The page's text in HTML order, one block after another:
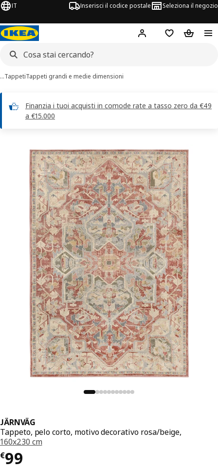
IT Inserisci il codice postale Seleziona il negozio
Hej! AccediLista deiCarrello
…TappetiTappeti grandi e medie dimensioni
Finanzia i tuoi acquisti in comode rate a tasso zero da €49
a €15.000
di 11 JÄRNVÄG
JÄRNVÄG
Tappeto, pelo corto, motivo decorativo rosa/beige,
160x230 cm
€99
Prezzo € 99